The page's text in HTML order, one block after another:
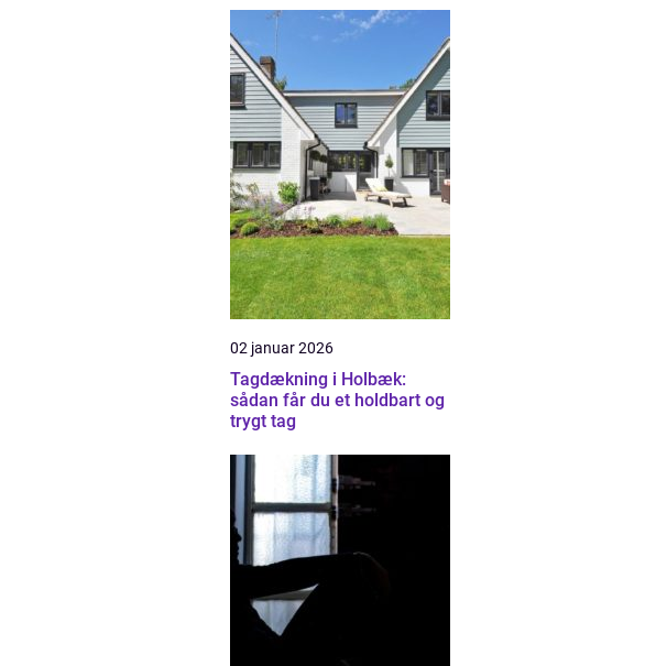
02 januar 2026
Tagdækning i Holbæk:
sådan får du et holdbart og
trygt tag